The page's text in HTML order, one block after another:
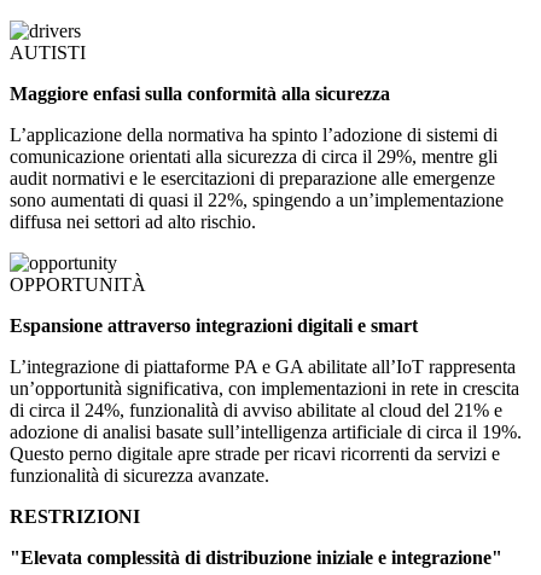
AUTISTI
Maggiore enfasi sulla conformità alla sicurezza
L’applicazione della normativa ha spinto l’adozione di sistemi di
comunicazione orientati alla sicurezza di circa il 29%, mentre gli
audit normativi e le esercitazioni di preparazione alle emergenze
sono aumentati di quasi il 22%, spingendo a un’implementazione
diffusa nei settori ad alto rischio.
OPPORTUNITÀ
Espansione attraverso integrazioni digitali e smart
L’integrazione di piattaforme PA e GA abilitate all’IoT rappresenta
un’opportunità significativa, con implementazioni in rete in crescita
di circa il 24%, funzionalità di avviso abilitate al cloud del 21% e
adozione di analisi basate sull’intelligenza artificiale di circa il 19%.
Questo perno digitale apre strade per ricavi ricorrenti da servizi e
funzionalità di sicurezza avanzate.
RESTRIZIONI
"Elevata complessità di distribuzione iniziale e integrazione"